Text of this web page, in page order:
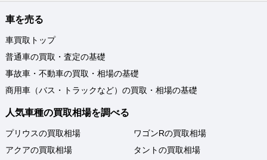
車を売る
車買取トップ
普通車の買取・査定の基礎
事故車・不動車の買取・相場の基礎
商用車（バス・トラックなど）の買取・相場の基礎
人気車種の買取相場を調べる
プリウスの買取相場
アクアの買取相場
ワゴンRの買取相場
タントの買取相場